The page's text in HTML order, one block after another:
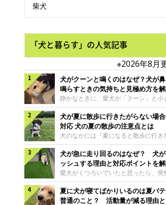
柴犬
「犬と暮らす」の人気記事
※2026年8月
犬がクーンと鳴くのはなぜ？犬が
鳴らすときの気持ちと見極め方を
静かなときに、愛犬が「クーン」と小
鳴いたり、鼻を鳴らすような音を出し
することはありませんか？ 大きく吠
わけではない分、「不安なの？それと
かお願いしているの？」と気になる飼
さんもいるかもしれません。今回は、
クーンと鳴く理由や鼻鳴らしの背景、
め方と対応のポイントなどについて、
のきもち獣医師相談室の原 駿太朗先生
伺いました。クーンと鳴くのはどんな
ち？いぬのきもち投稿写真ギャラリー
クーンと小さく鳴くときは、何らかの
犬が夏に散歩に行きたがらない場
対応 犬の夏の散歩の注意点とは
犬のなかには『夏になると散歩に行き
らない、歩かなくなる』『暑い季節は
の気配を察すると涼しい部屋から出よ
しない』など散歩に行きたがらないコ
るようです。愛犬の運動をさせてあげ
のに、散歩に行きたがらない。このよ
場合はどう対応すればよいのでしょう
「愛犬が夏に散歩に行きたがらない場
犬が急に走り回るのはなぜ？ 犬
ッシュする理由と対応ポイントを
愛犬がくつろいでいたと思ったら、突
屋の中を走り回り始める――そんな様
驚いたことはありませんか？ 急な動き
「何が起きているの？」と戸惑う飼い
夏に犬が寝てばかりいるのは夏バテ
普通のこと？ 活動量が減る理由と